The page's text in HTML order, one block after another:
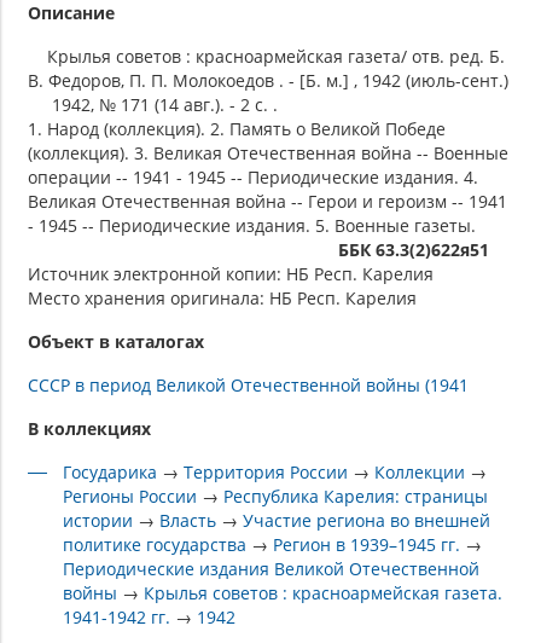
Описание
Крылья советов : красноармейская газета/ отв. ред. Б.
В. Федоров, П. П. Молокоедов . - [Б. м.] , 1942 (июль-сент.)
1942, № 171 (14 авг.). - 2 c. .
1. Народ (коллекция). 2. Память о Великой Победе
(коллекция). 3. Великая Отечественная война -- Военные
операции -- 1941 - 1945 -- Периодические издания. 4.
Великая Отечественная война -- Герои и героизм -- 1941
- 1945 -- Периодические издания. 5. Военные газеты.
ББК 63.3(2)622я51
Источник электронной копии: НБ Респ. Карелия
Место хранения оригинала: НБ Респ. Карелия
Объект в каталогах
СССР в период Великой Отечественной войны (1941
В коллекциях
Государика →Территория России → Коллекции →
Регионы России → Республика Карелия: страницы
истории → Власть →Участие региона во внешней
политике государства → Регион в 1939–1945 гг. →
Периодические издания Великой Отечественной
войны → Крылья советов : красноармейская газета.
1941-1942 гг. → 1942